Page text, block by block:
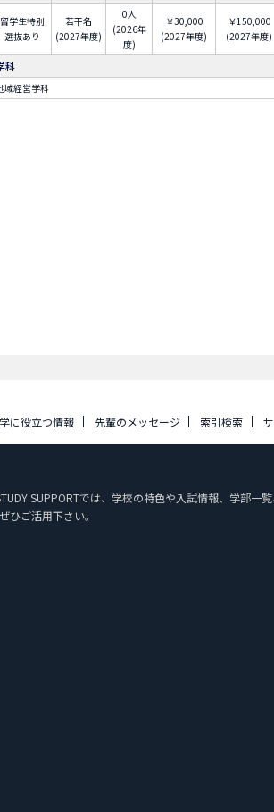
留学生特別
選抜あり
若干名
(2027年度)
0人
(2026年
度)
￥30,000
(2027年度)
￥150,000
(2027年度)
科
域経営学科
に役立つ情報 先輩のメッセージ 索引検索
SUPPORTでは、学校の特色や入試情報、学部
ひご活用下さい。